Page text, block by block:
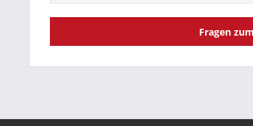
Fragen